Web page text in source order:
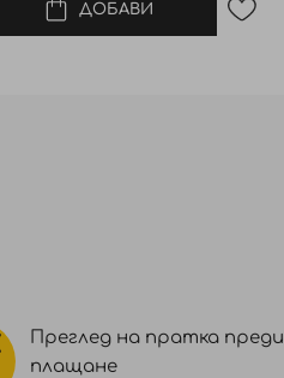
ДОБАВИ
Преглед на пратка преди
плащане